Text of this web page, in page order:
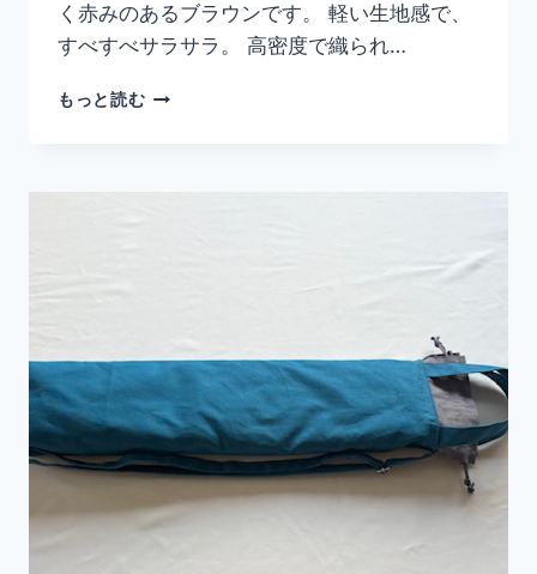
く赤みのあるブラウンです。 軽い生地感で、
すべすべサラサラ。 高密度で織られ…
もっと読むワ
ル
100）